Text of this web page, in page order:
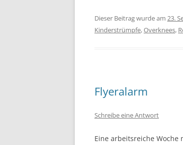
Dieser Beitrag wurde am 23.
Kinderstrümpfe,Overknees,
Flyeralarm
Schreibe eine Antwort
Eine arbeitsreiche Woche